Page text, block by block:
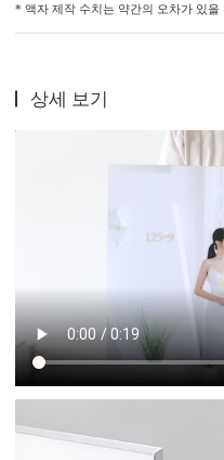
* 액자 제작 수치는 약간의 오차가 있을
상세 보기